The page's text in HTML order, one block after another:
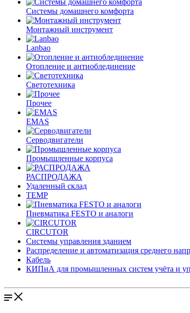
Системы домашнего комфорта
Монтажный инструмент
Lanbao
Отопление и антиоблединение
Светотехника
Прочее
EMAS
Cерводвигатели
Промышленные корпуса
РАСПРОДАЖА
Удаленный склад
TEMP
Пневматика FESTO и аналоги
CIRCUTOR
Системы управления зданием
Распределение и автоматизация среднего
Кабель
КИПиА для промышленных систем учёта и